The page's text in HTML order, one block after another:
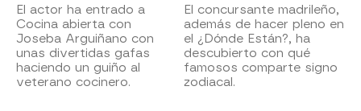
El actor ha entrado a
Cocina abierta con
Joseba Arguiñano con
unas divertidas gafas
haciendo un guiño al
veterano cocinero.
El concursante madrileño,
además de hacer pleno en
el ¿Dónde Están?, ha
descubierto con qué
famosos comparte signo
zodiacal.